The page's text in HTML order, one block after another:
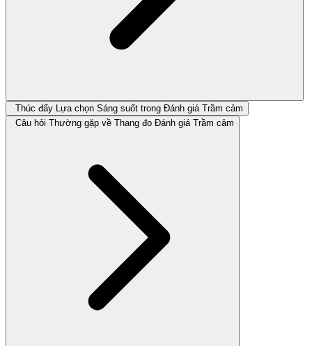
Thúc đẩy Lựa chọn Sáng suốt trong Đánh giá Trầm cảm
Câu hỏi Thường gặp về Thang đo Đánh giá Trầm cảm